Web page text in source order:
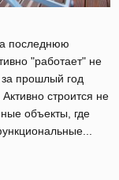
последнюю
"работает" не
прошлый год
строится не
объекты, где